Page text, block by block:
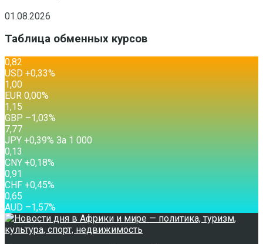
01.08.2026
Таблица обменных курсов
0,82
USD +0,33%
1,00
EUR 0,00%
1,15
GBP –1,03%
7,77
JPY +0,39% За 1 000
0,13
CNY +0,18%
0,91
CHF +0,45%
0,65
AUD –1,57%